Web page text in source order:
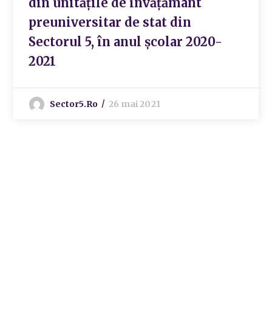
preuniversitar de stat din
Sectorul 5, în anul şcolar 2020-
2021
Sector5.ro 26 mai 2021